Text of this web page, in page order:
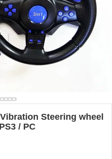
Steering wheel
/ PC